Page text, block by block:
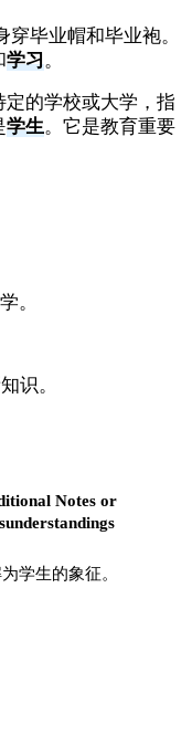
毕业帽和毕业袍。
学习。
的学校或大学，指
学生。它是教育重要
。
识。
Notes or
学生的象征。